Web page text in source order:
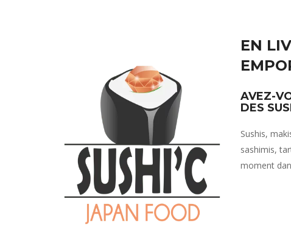
EN
AVEZ-
DES
Sushis,
sashimis,
moment